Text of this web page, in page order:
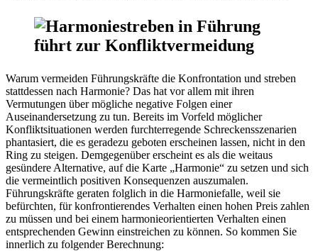
Warum vermeiden Führungskräfte die Konfrontation und streben
stattdessen nach Harmonie? Das hat vor allem mit ihren
Vermutungen über mögliche negative Folgen einer
Auseinandersetzung zu tun. Bereits im Vorfeld möglicher
Konfliktsituationen werden furchterregende Schreckensszenarien
phantasiert, die es geradezu geboten erscheinen lassen, nicht in den
Ring zu steigen. Demgegenüber erscheint es als die weitaus
gesündere Alternative, auf die Karte „Harmonie“ zu setzen und sich
die vermeintlich positiven Konsequenzen auszumalen.
Führungskräfte geraten folglich in die Harmoniefalle, weil sie
befürchten, für konfrontierendes Verhalten einen hohen Preis zahlen
zu müssen und bei einem harmonieorientierten Verhalten einen
entsprechenden Gewinn einstreichen zu können. So kommen Sie
innerlich zu folgender Berechnung: